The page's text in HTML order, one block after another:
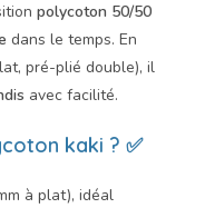
polycoton 50/50
dans le temps. En
pré-plié double), il
avec facilité.
kaki ? ✅
à plat), idéal